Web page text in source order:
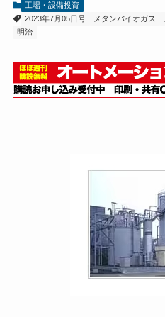
工場・設備投資
2023年7月05日号
メタンバイオガス
明治